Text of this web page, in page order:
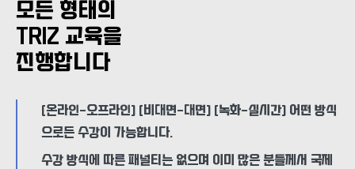
모든 형태의
TRIZ 교육을
진행합니다
[온라인-오프라인] [비대면-대면] [녹화-실시간] 어떤 방식
으로든 수강이 가능합니다.
수강 방식에 따른 패널티는 없으며 이미 많은 분들께서 국제